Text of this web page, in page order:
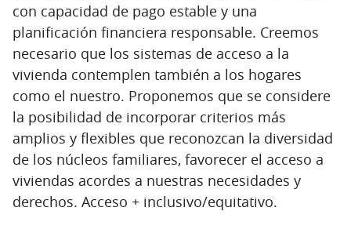
con capacidad de pago estable y una
planificación financiera responsable. Creemos
necesario que los sistemas de acceso a la
vivienda contemplen también a los hogares
como el nuestro. Proponemos que se considere
la posibilidad de incorporar criterios más
amplios y flexibles que reconozcan la diversidad
de los núcleos familiares, favorecer el acceso a
viviendas acordes a nuestras necesidades y
derechos. Acceso + inclusivo/equitativo.